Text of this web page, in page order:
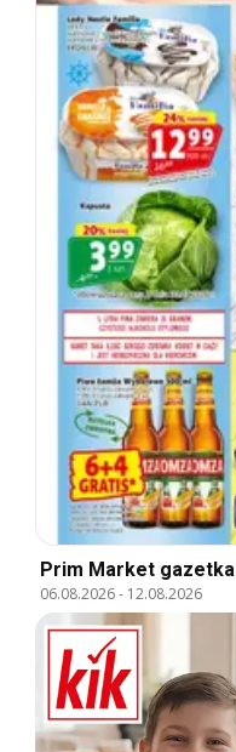
Prim Market gazetka
06.08.2026- 12.08.2026